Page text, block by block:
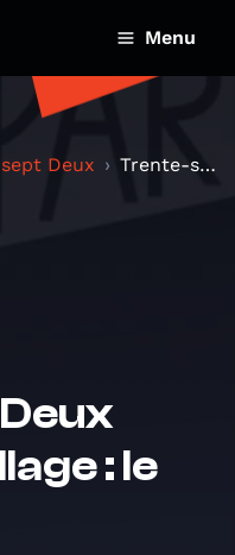
Menu
Deux Trente-sept Deux spécial Brouillage : le corps
: le